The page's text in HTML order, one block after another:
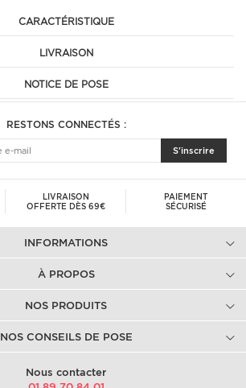
CARACTÉRISTIQUE
LIVRAISON
NOTICE DE POSE
RESTONS CONNECTÉS :
S'inscrire
LIVRAISON
OFFERTE DÈS 69€
PAIEMENT
SÉCURISÉ
INFORMATIONS
À PROPOS
NOS PRODUITS
NOS CONSEILS DE POSE
Nous contacter